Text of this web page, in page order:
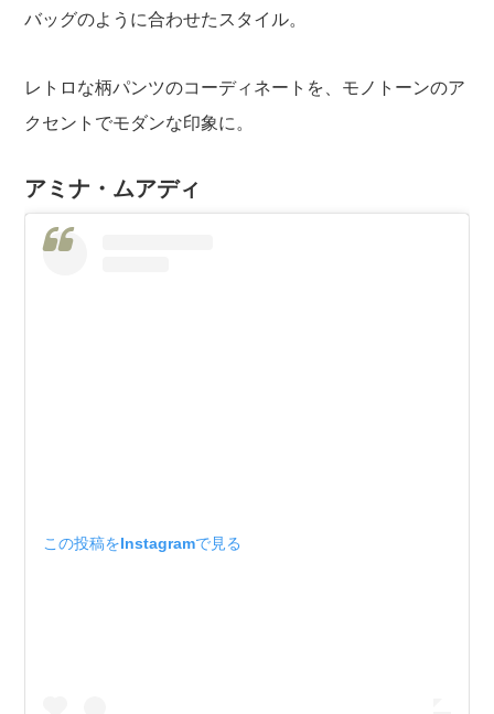
バッグのように合わせたスタイル。
レトロな柄パンツのコーディネートを、モノトーンのア
クセントでモダンな印象に。
アミナ・ムアディ
この投稿をInstagramで見る